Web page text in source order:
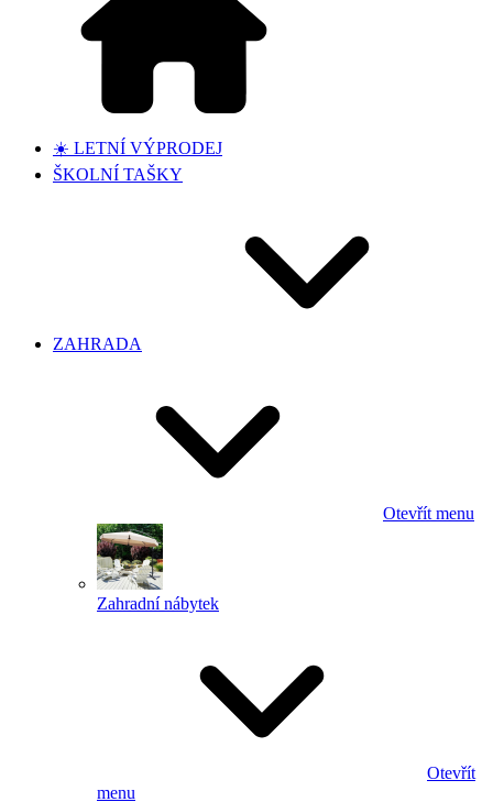
☀️ LETNÍ VÝPRODEJ
ŠKOLNÍ TAŠKY
ZAHRADA
Otevřít menu
Zahradní nábytek
Otevřít
menu